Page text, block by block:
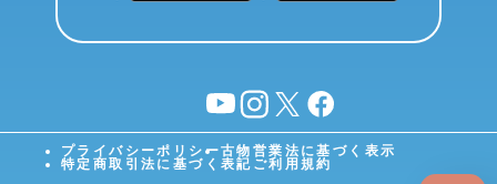
YouTubeinstagram
X facebook
プライバシーポリシー古物営業法に基づく表示
特定商取引法に基づく表記 ご利用規約